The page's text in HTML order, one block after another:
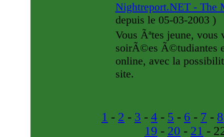
Nightreport.NET - The
depuis le 05-03-2003 )
Vous Ãªtes jeune,
soirÃ©es Ã©tudiantes
online, avec la
site.
1 - 2 - 3 - 4 - 5 - 6 - 7 - 8
19 - 20 - 21 -